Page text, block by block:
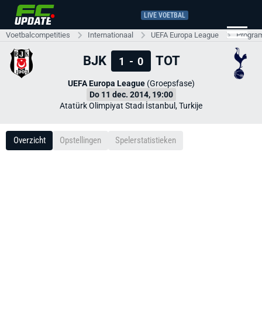
LIVE VOETBAL
Voetbalcompetities Internationaal UEFA Europa League
BJK 1 - 0 TOT
UEFA Europa League(Groepsfase)
Do 11 dec. 2014, 19:00
Atatürk Olimpiyat Stadı İstanbul, Turkije
Overzicht Opstellingen Spelerstatistieken